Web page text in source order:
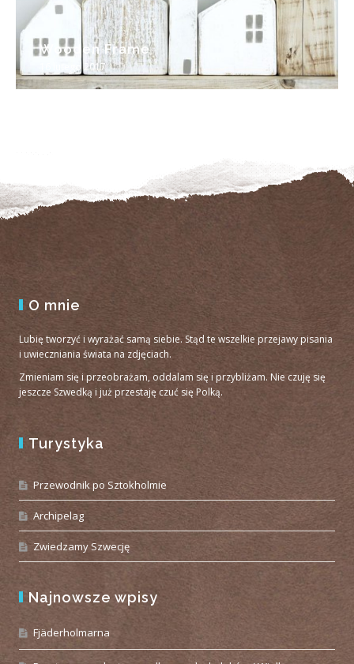
16 lutego 2017
Wooden Frame
O mnie
Lubię tworzyć i wyrażać samą siebie. Stąd te wszelkie przejawy pisania
i uwieczniania świata na zdjęciach.
Zmieniam się i przeobrażam, oddalam się i przybliżam. Nie czuję się
jeszcze Szwedką i już przestaję czuć się Polką.
Turystyka
Przewodnik po Sztokholmie
Archipelag
Zwiedzamy Szwecję
Najnowsze wpisy
Fjäderholmarna